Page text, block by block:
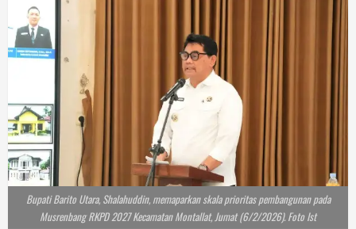
Bupati Barito Utara, Shalahuddin, memaparkan skala prioritas pembangunan pada
Musrenbang RKPD 2027 Kecamatan Montallat, Jumat (6/2/2026). Foto Ist